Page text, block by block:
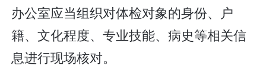
办公室应当组织对体检对象的身份、户
籍、文化程度、专业技能、病史等相关信
息进行现场核对。